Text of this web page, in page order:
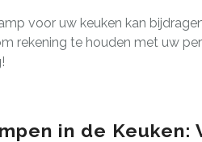
voor uw keuken kan
rekening te houden met uw
in de Keuken: